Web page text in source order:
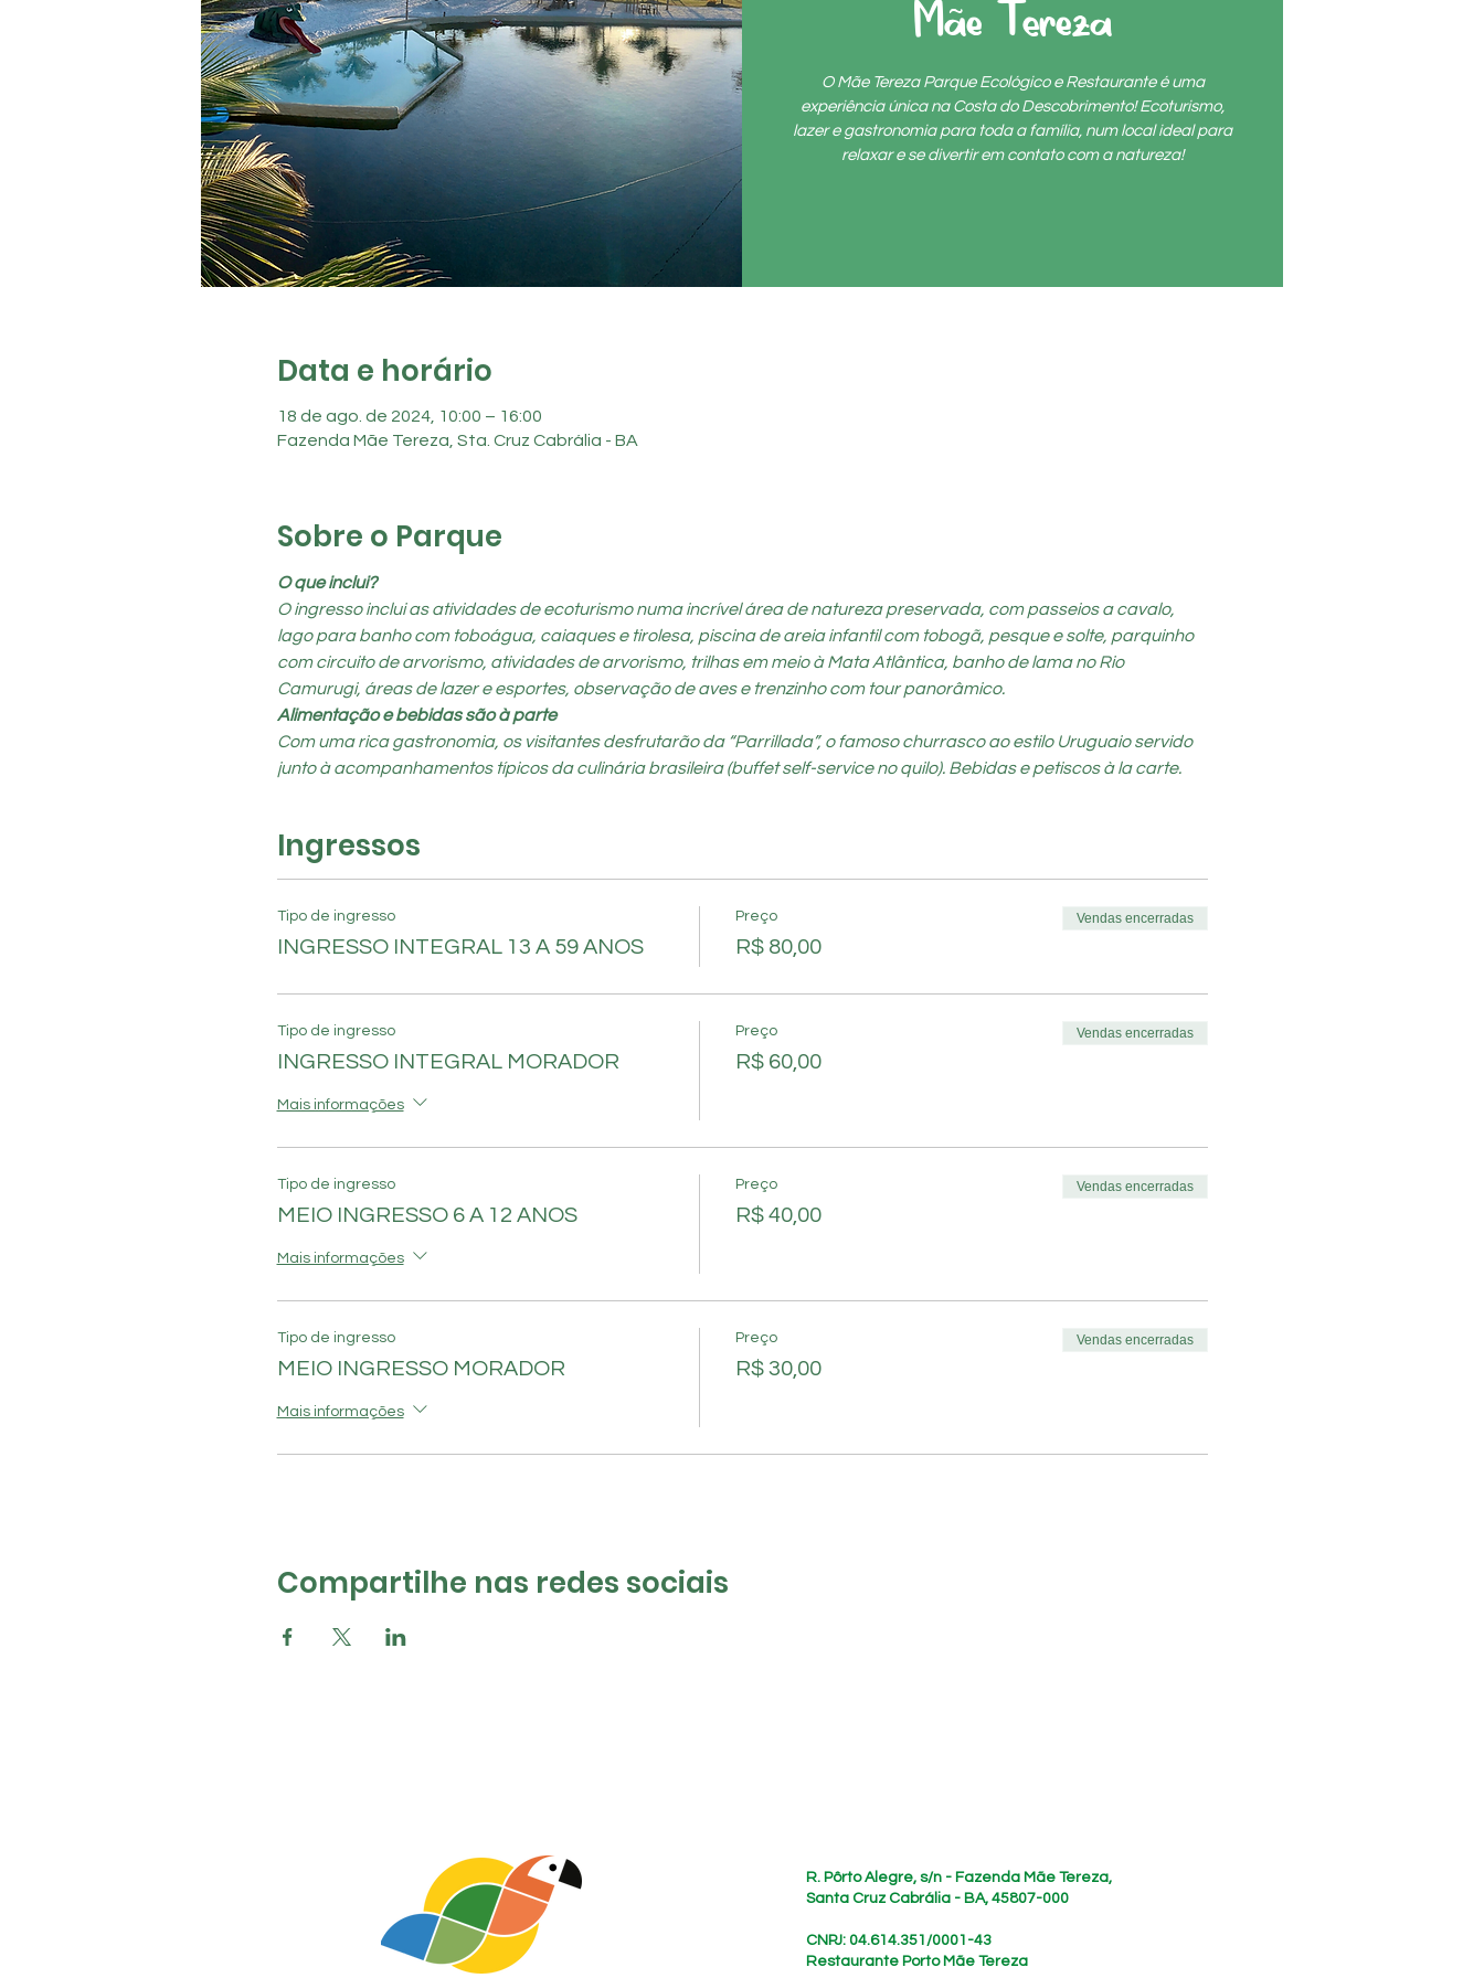
Mãe Tereza
O Mãe Tereza Parque Ecológico e Restaurante é uma
experiência única na Costa do Descobrimento! Ecoturismo,
lazer e gastronomia para toda a família, num local ideal para
relaxar e se divertir em contato com a natureza!
Data e horário
18 de ago. de 2024, 10:00 – 16:00
Fazenda Mãe Tereza, Sta. Cruz Cabrália - BA
Sobre o Parque
O que inclui?
O ingresso inclui as atividades de ecoturismo numa incrível área de natureza preservada, com passeios a cavalo,
lago para banho com toboágua, caiaques e tirolesa, piscina de areia infantil com tobogã, pesque e solte, parquinho
com circuito de arvorismo, atividades de arvorismo, trilhas em meio à Mata Atlântica, banho de lama no Rio
Camurugi, áreas de lazer e esportes, observação de aves e trenzinho com tour panorâmico.
Alimentação e bebidas são à parte
Com uma rica gastronomia, os visitantes desfrutarão da “Parrillada”, o famoso churrasco ao estilo Uruguaio servido
junto à acompanhamentos típicos da culinária brasileira (buffet self-service no quilo). Bebidas e petiscos à la carte.
Ingressos
Tipo de ingresso
INGRESSO INTEGRAL 13 A 59 ANOS
Preço
R$ 80,00
Vendas encerradas
Tipo de ingresso
INGRESSO INTEGRAL MORADOR
Mais informações
Preço
R$ 60,00
Vendas encerradas
Tipo de ingresso
MEIO INGRESSO 6 A 12 ANOS
Mais informações
Preço
R$ 40,00
Vendas encerradas
Tipo de ingresso
MEIO INGRESSO MORADOR
Mais informações
Preço
R$ 30,00
Vendas encerradas
Compartilhe nas redes sociais
R. Pôrto Alegre, s/n - Fazenda Mãe Tereza,
Santa Cruz Cabrália - BA, 45807-000
CNPJ: 04.614.351/0001-43
Restaurante Porto Mãe Tereza